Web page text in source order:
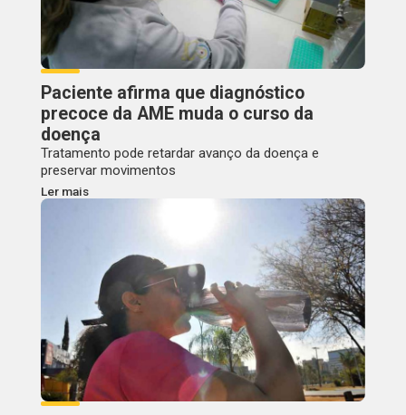
Paciente afirma que diagnóstico
precoce da AME muda o curso da
doença
Tratamento pode retardar avanço da doença e
preservar movimentos
Ler mais